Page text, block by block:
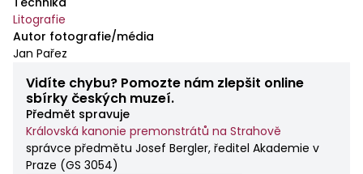
Litografie
Autor fotografie/média
Jan Pařez
Vidíte chybu? Pomozte nám zlepšit online
sbírky českých muzeí.
Předmět spravuje
Královská kanonie premonstrátů na Strahově
správce předmětu Josef Bergler, ředitel Akademie v
Praze (GS 3054)